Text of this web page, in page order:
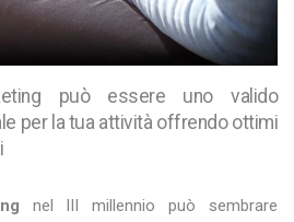
può essere uno valido
per la tua attività offrendo ottimi
nel III millennio può sembrare